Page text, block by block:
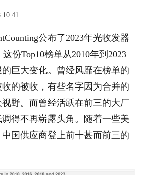
公布了2023年光收发器
份Top10榜单从2010年到2023
巨大变化。曾经风靡在榜单的
的被收，有些名字因为合并的
野。而曾经活跃在前三的大厂
得不再崭露头角。随着一些美
国供应商登上前十甚而前三的